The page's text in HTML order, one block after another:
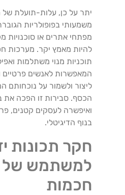
יתר על כן, עלות-תועלת
משמעותי בפופולריות
מפתחי אתרים או סוכנויות
להיות מאמץ יקר. מערכות
תוכניות מנוי משתלמות
המאפשרות לאנשים פרטיים
ליצור ולשמור על נוכחותם
הכסף. סבירות זו הפכה את
ואיפשרה לעסקים קטנים,
בנוף הדיגיטלי.
חקר תכונות
למשתמש של
חכמות